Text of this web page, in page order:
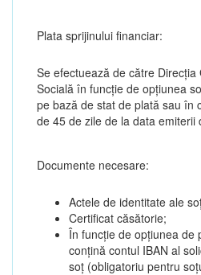
Plata sprijinului financiar:
Se efectuează de către Direcția
Socială în funcție de opțiunea
pe bază de stat de plată sau în
de 45 de zile de la data emiterii
Documente necesare:
Actele de identitate ale
Certificat căsătorie;
În funcție de opțiunea de
conțină contul IBAN al
soț (obligatoriu pentru